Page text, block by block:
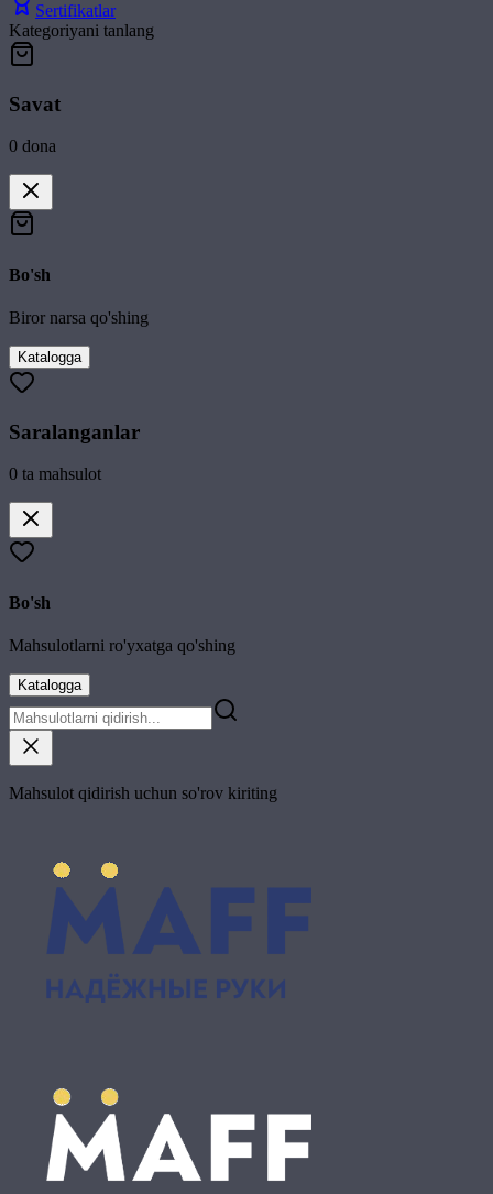
Sertifikatlar
Kategoriyani tanlang
Savat
0 dona
Bo'sh
Biror narsa qo'shing
Katalogga
Saralanganlar
0 ta mahsulot
Bo'sh
Mahsulotlarni ro'yxatga qo'shing
Katalogga
Mahsulot qidirish uchun so'rov kiriting